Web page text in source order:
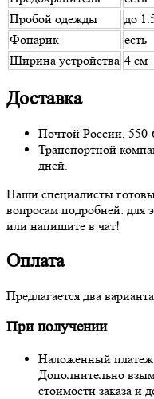
Пробой одежды
до
Фонарик
есть
Ширина устройства 4 см
Доставка
Почтой России, 550-
Транспортной
дней.
Наши специалисты
вопросам подробней: для
или напишите в чат!
Оплата
Предлагается два
При получении
Наложенный
Дополнительно
стоимости заказа и